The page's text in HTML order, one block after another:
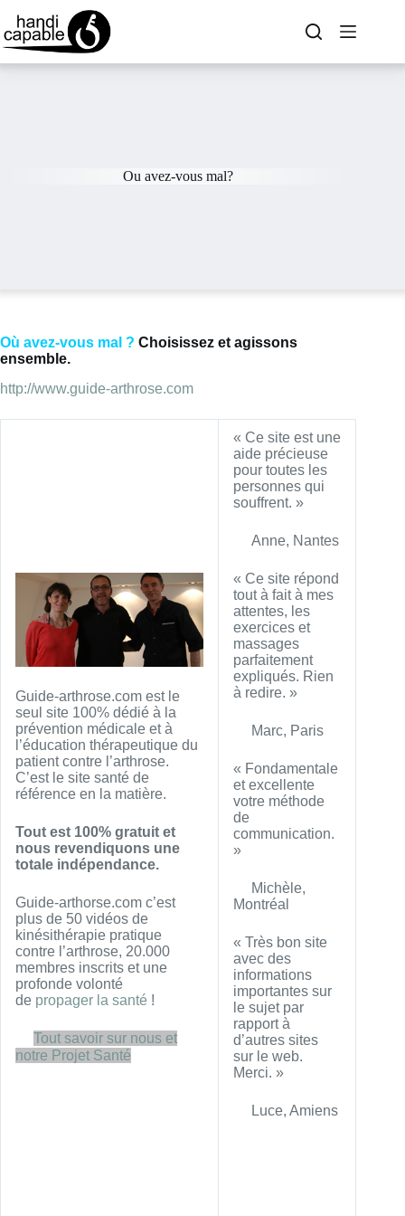
Ou avez-vous mal?
Où avez-vous mal ? Choisissez et agissons
ensemble.
http://www.guide-arthrose.com
Guide-arthrose.com est le
seul site 100% dédié à la
prévention médicale et à
l’éducation thérapeutique du
patient contre l’arthrose.
C’est le site santé de
référence en la matière.
Tout est 100% gratuit et
nous revendiquons une
totale indépendance.
Guide-arthorse.com c’est
plus de 50 vidéos de
kinésithérapie pratique
contre l’arthrose, 20.000
membres inscrits et une
profonde volonté
de propager la santé !
Tout savoir sur nous et
notre Projet Santé
« Ce site est une
aide précieuse
pour toutes les
personnes qui
souffrent. »
Anne, Nantes
« Ce site répond
tout à fait à mes
attentes, les
exercices et
massages
parfaitement
expliqués. Rien
à redire. »
Marc, Paris
« Fondamentale
et excellente
votre méthode
de
communication.
»
Michèle,
Montréal
« Très bon site
avec des
informations
importantes sur
le sujet par
rapport à
d’autres sites
sur le web.
Merci. »
Luce, Amiens